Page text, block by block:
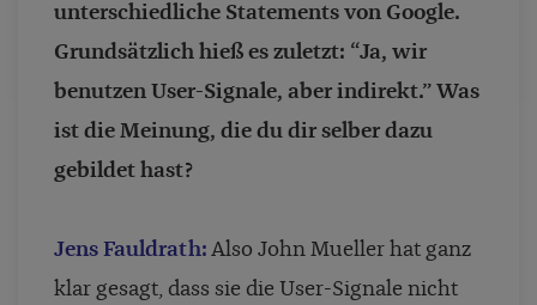
unterschiedliche Statements von Google.
Grundsätzlich hieß es zuletzt: “Ja, wir
benutzen User-Signale, aber indirekt.” Was
ist die Meinung, die du dir selber dazu
gebildet hast?
Jens Fauldrath: Also John Mueller hat ganz
klar gesagt, dass sie die User-Signale nicht